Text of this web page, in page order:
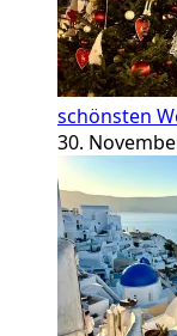
schönsten
30.